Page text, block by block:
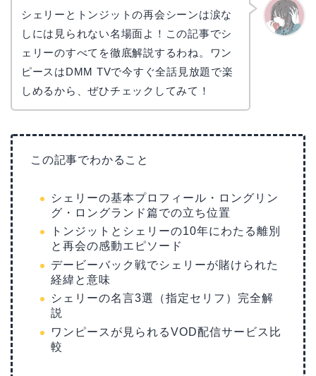
シェリーとトンジットの再会シーンは涙な
しには見られない名場面よ！この記事でシ
ェリーのすべてを徹底解説するわね。ワン
ピースはDMM TVで今すぐ全話見放題で楽
しめるから、ぜひチェックしてみて！
この記事でわかること
シェリーの基本プロフィール・ロングリン
グ・ロングランド篇での立ち位置
トンジットとシェリーの10年にわたる離別
と再会の感動エピソード
デービーバック戦でシェリーが賭けられた
経緯と意味
シェリーの名言3選（指定セリフ）完全解
説
ワンピースが見られるVOD配信サービス比
較